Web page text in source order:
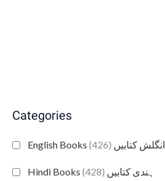
Categories
English Books انگلش کتابیں (426)
Hindi Books ہندی کتابیں (428)